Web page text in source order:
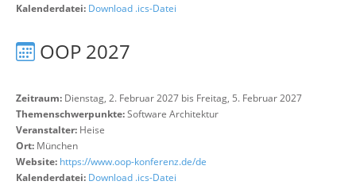
Kalenderdatei: Download .ics-Datei
OOP 2027
Zeitraum: Dienstag, 2. Februar 2027 bis Freitag, 5. Februar 2027
Themenschwerpunkte:Software Architektur
Veranstalter: Heise
Ort: München
Website: https://www.oop-konferenz.de/de
Kalenderdatei: Download .ics-Datei